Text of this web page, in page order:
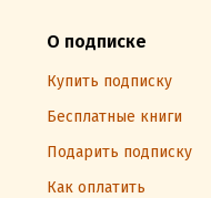
О подписке
Купить подписку
Бесплатные книги
Подарить подписку
Как оплатить